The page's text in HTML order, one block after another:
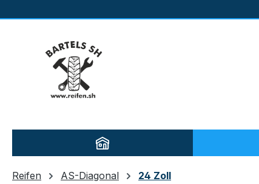
Reifen AS-Diagonal 24 Zoll